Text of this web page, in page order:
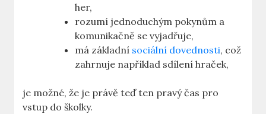
her,
rozumí jednoduchým pokynům a
komunikačně‌ se vyjadřuje,
má základní​ sociální dovednosti, což
zahrnuje ‌například⁣ sdílení hraček,
je možné, že je‍ právě teď⁢ ten pravý⁣ čas pro
vstup do‌ školky.